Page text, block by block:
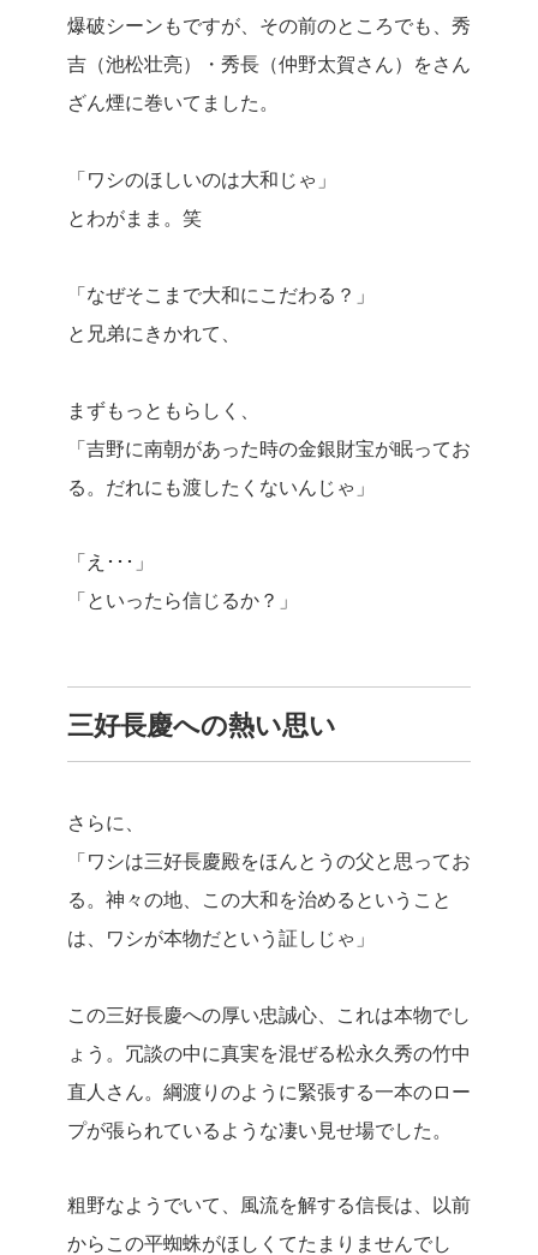
爆破シーンもですが、その前のところでも、秀
吉（池松壮亮）・秀長（仲野太賀さん）をさん
ざん煙に巻いてました。
「ワシのほしいのは大和じゃ」
とわがまま。笑
「なぜそこまで大和にこだわる？」
と兄弟にきかれて、
まずもっともらしく、
「吉野に南朝があった時の金銀財宝が眠ってお
る。だれにも渡したくないんじゃ」
「え･･･」
「といったら信じるか？」
三好長慶への熱い思い
さらに、
「ワシは三好長慶殿をほんとうの父と思ってお
る。神々の地、この大和を治めるということ
は、ワシが本物だという証しじゃ」
この三好長慶への厚い忠誠心、これは本物でし
ょう。冗談の中に真実を混ぜる松永久秀の竹中
直人さん。綱渡りのように緊張する一本のロー
プが張られているような凄い見せ場でした。
粗野なようでいて、風流を解する信長は、以前
からこの平蜘蛛がほしくてたまりませんでし